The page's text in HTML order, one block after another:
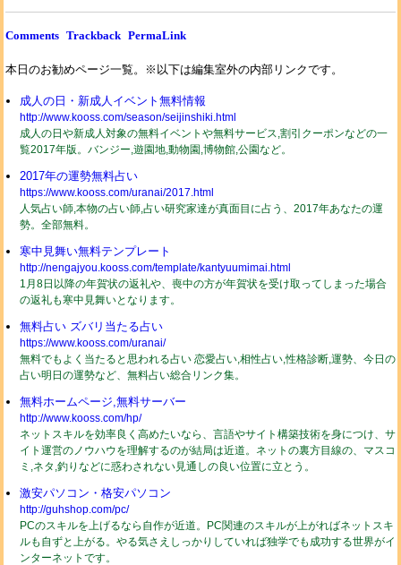
Comments Trackback PermaLink
本日のお勧めページ一覧。※以下は編集室外の内部リンクです。
成人の日・新成人イベント無料情報
http://www.kooss.com/season/seijinshiki.html
成人の日や新成人対象の無料イベントや無料サービス,割引クーポンなどの一
覧2017年版。バンジー,遊園地,動物園,博物館,公園など。
2017年の運勢無料占い
https://www.kooss.com/uranai/2017.html
人気占い師,本物の占い師,占い研究家達が真面目に占う、2017年あなたの運
勢。全部無料。
寒中見舞い無料テンプレート
http://nengajyou.kooss.com/template/kantyuumimai.html
1月8日以降の年賀状の返礼や、喪中の方が年賀状を受け取ってしまった場合
の返礼も寒中見舞いとなります。
無料占い ズバリ当たる占い
https://www.kooss.com/uranai/
無料でもよく当たると思われる占い 恋愛占い,相性占い,性格診断,運勢、今日の
占い明日の運勢など、無料占い総合リンク集。
無料ホームページ,無料サーバー
http://www.kooss.com/hp/
ネットスキルを効率良く高めたいなら、言語やサイト構築技術を身につけ、サ
イト運営のノウハウを理解するのが結局は近道。ネットの裏方目線の、マスコ
ミ,ネタ,釣りなどに惑わされない見通しの良い位置に立とう。
激安パソコン・格安パソコン
http://guhshop.com/pc/
PCのスキルを上げるなら自作が近道。PC関連のスキルが上がればネットスキ
ルも自ずと上がる。やる気さえしっかりしていれば独学でも成功する世界がイ
ンターネットです。